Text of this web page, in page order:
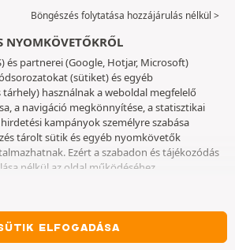
Böngészés folytatása hozzájárulás nélkül >
NYOMKÖVETŐKRŐL
és partnerei (Google, Hotjar, Microsoft)
(sütiket) és egyéb
használnak a weboldal megfelelő
a navigáció megkönnyítése, a statisztikai
kampányok személyre szabása
tárolt sütik és egyéb nyomkövetők
Ezért a szabadon és tájékozódás
nélkül az oldal működéséhez
Az Ön által választott beállításokat 6
bármikor visszavonhatja aSütik
oldalon. Ön dönthet úgy, hogy a böngészést a
elhelyezésének elfogadása nélkül
ELFOGADÁSA